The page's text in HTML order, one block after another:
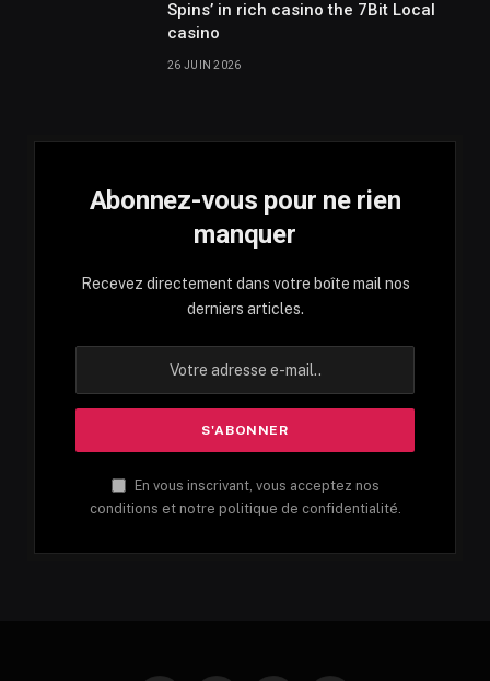
Spins’ in rich casino the 7Bit Local
casino
26 JUIN 2026
Abonnez-vous pour ne rien
manquer
Recevez directement dans votre boîte mail nos
derniers articles.
En vous inscrivant, vous acceptez nos
conditions et notre politique de confidentialité.